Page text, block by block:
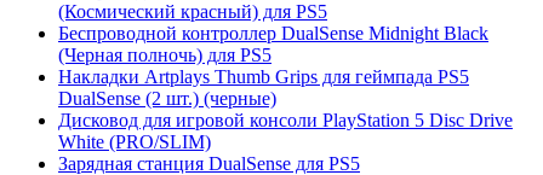
(Космический красный) для PS5
Беспроводной контроллер DualSense Midnight Black
(Черная полночь) для PS5
Накладки Artplays Thumb Grips для геймпада PS5
DualSense (2 шт.) (черные)
Дисковод для игровой консоли PlayStation 5 Disc Drive
White (PRO/SLIM)
Зарядная станция DualSense для PS5